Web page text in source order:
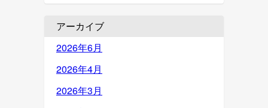
アーカイブ
2026年6月
2026年4月
2026年3月